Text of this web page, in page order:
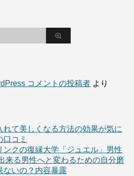
コメントの投稿者 より
れて美しくなる方法の効果が気に
コミ
ンクの復縁大学「ジュエル」男性
来る男性へと変わるための自分磨
ないの？内容暴露